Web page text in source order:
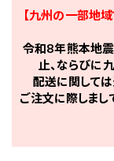
【九州の一部地
令和8年熊本地
止、ならびに
配送に関しては
ご注文に際しまし